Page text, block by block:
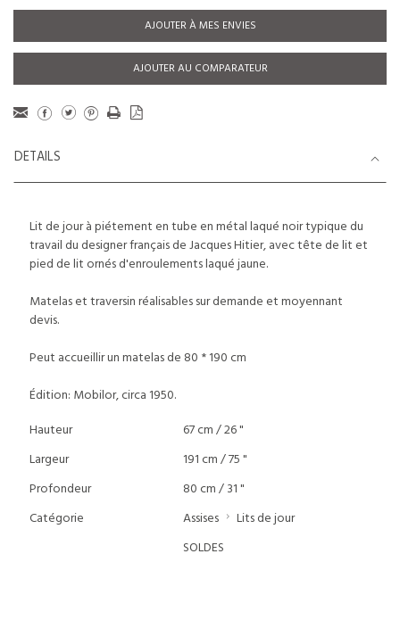
AJOUTER À MES ENVIES
AJOUTER AU COMPARATEUR
DETAILS
Lit de jour à piétement en tube en métal laqué noir typique du
travail du designer français de Jacques Hitier, avec tête de lit et
pied de lit ornés d'enroulements laqué jaune.
Matelas et traversin réalisables sur demande et moyennant
devis.
Peut accueillir un matelas de 80 * 190 cm
Édition: Mobilor, circa 1950.
Hauteur
67 cm / 26 "
Largeur
191 cm / 75 "
Profondeur
80 cm / 31 "
Catégorie
Assises
Lits de jour
SOLDES